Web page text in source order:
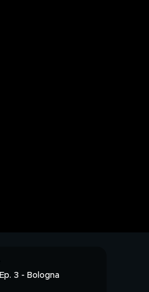
Ep. 3 - Bologna